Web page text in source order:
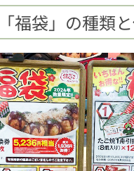
福袋」の種類